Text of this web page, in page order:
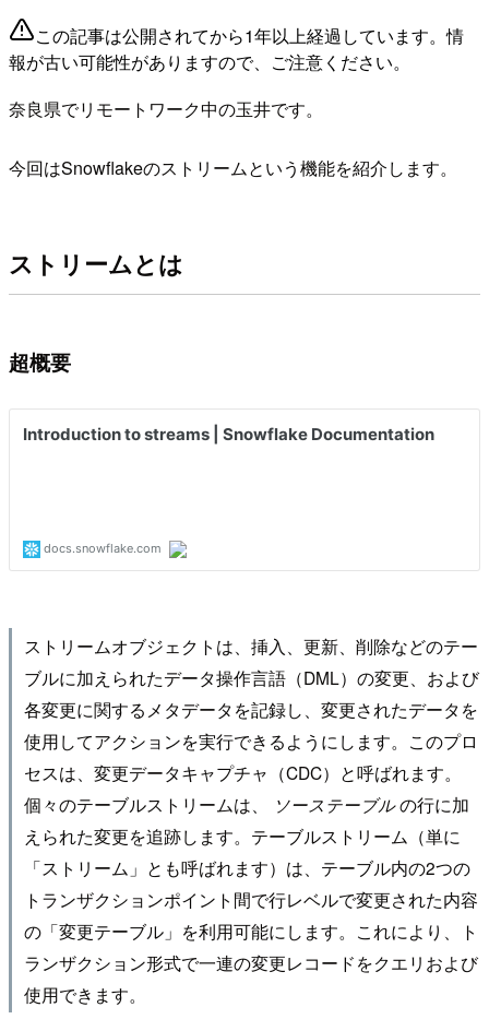
この記事は公開されてから1年以上経過しています。情
報が古い可能性がありますので、ご注意ください。
奈良県でリモートワーク中の玉井です。
今回はSnowflakeのストリームという機能を紹介します。
ストリームとは
超概要
ストリームオブジェクトは、挿入、更新、削除などのテー
ブルに加えられたデータ操作言語（DML）の変更、および
各変更に関するメタデータを記録し、変更されたデータを
使用してアクションを実行できるようにします。このプロ
セスは、変更データキャプチャ（CDC）と呼ばれます。
個々のテーブルストリームは、
ソーステーブルの行に加
えられた変更を追跡します。テーブルストリーム（単に
「ストリーム」とも呼ばれます）は、テーブル内の2つの
トランザクションポイント間で行レベルで変更された内容
の「変更テーブル」を利用可能にします。これにより、ト
ランザクション形式で一連の変更レコードをクエリおよび
使用できます。